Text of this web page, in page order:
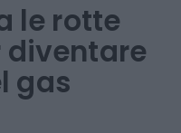
le rotte
diventare
gas